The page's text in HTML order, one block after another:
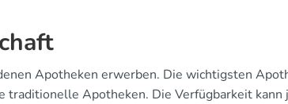
Apotheken erwerben. Die wichtigsten
Apotheken. Die Verfügbarkeit kann